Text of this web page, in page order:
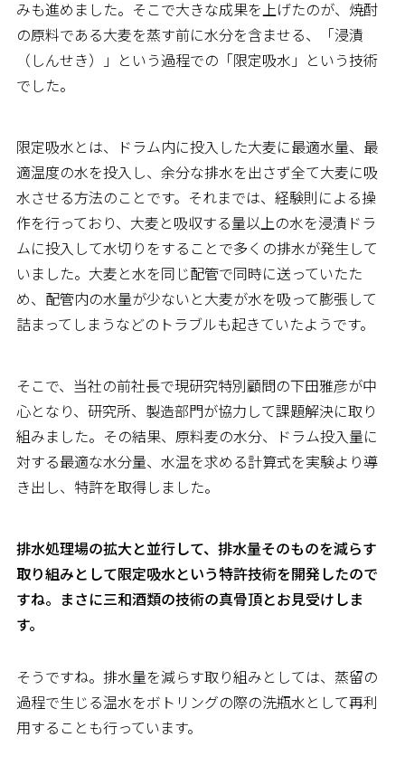
みも進めました。そこで大きな成果を上げたのが、焼酎
の原料である大麦を蒸す前に水分を含ませる、「浸漬
（しんせき）」という過程での「限定吸水」という技術
でした。
限定吸水とは、ドラム内に投入した大麦に最適水量、最
適温度の水を投入し、余分な排水を出さず全て大麦に吸
水させる方法のことです。それまでは、経験則による操
作を行っており、大麦と吸収する量以上の水を浸漬ドラ
ムに投入して水切りをすることで多くの排水が発生して
いました。大麦と水を同じ配管で同時に送っていたた
め、配管内の水量が少ないと大麦が水を吸って膨張して
詰まってしまうなどのトラブルも起きていたようです。
そこで、当社の前社長で現研究特別顧問の下田雅彦が中
心となり、研究所、製造部門が協力して課題解決に取り
組みました。その結果、原料麦の水分、ドラム投入量に
対する最適な水分量、水温を求める計算式を実験より導
き出し、特許を取得しました。
――排水処理場の拡大と並行して、排水量そのものを減らす
取り組みとして限定吸水という特許技術を開発したので
すね。まさに三和酒類の技術の真骨頂とお見受けしま
す。
そうですね。排水量を減らす取り組みとしては、蒸留の
過程で生じる温水をボトリングの際の洗瓶水として再利
用することも行っています。